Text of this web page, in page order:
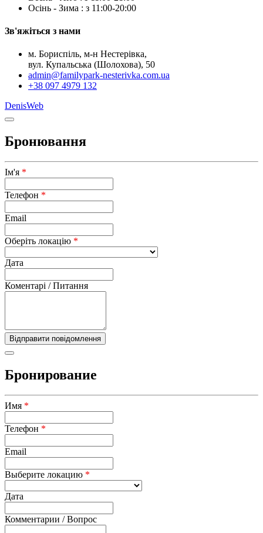
Осінь - Зима : з 11:00-20:00
Зв'яжіться з нами
м. Бориспіль, м-н Нестерівка,
вул. Купальська (Шолохова), 50
admin@familypark-nesterivka.com.ua
+38 097 4979 132
DenisWeb
Бронювання
Ім'я *
Телефон *
Email
Оберіть локацію *
Дата
Коментарі / Питання
Бронирование
Имя *
Телефон *
Email
Выберите локацию *
Дата
Комментарии / Вопрос